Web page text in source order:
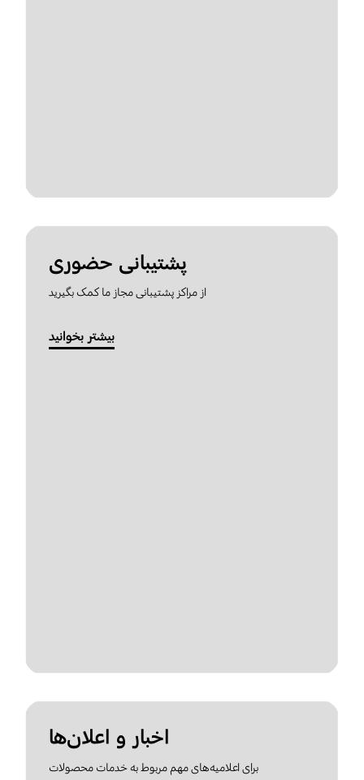
پشتیبانی حضوری
از مراکز پشتیبانی مجاز ما کمک بگیرید
بیشتر بخوانید
اخبار و اعلان‌ها
برای اعلامیه‌های مهم مربوط به خدمات محصولات